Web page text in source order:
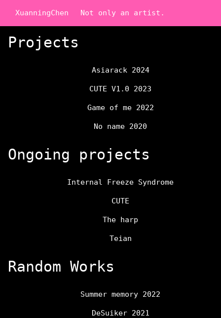
XuanningChen Not only an artist.
Projects
Asiarack 2024
CUTE V1.0 2023
Game of me 2022
No name 2020
Ongoing projects
Internal Freeze Syndrome
CUTE
The harp
Teian
Random Works
Summer memory 2022
DeSuiker 2021